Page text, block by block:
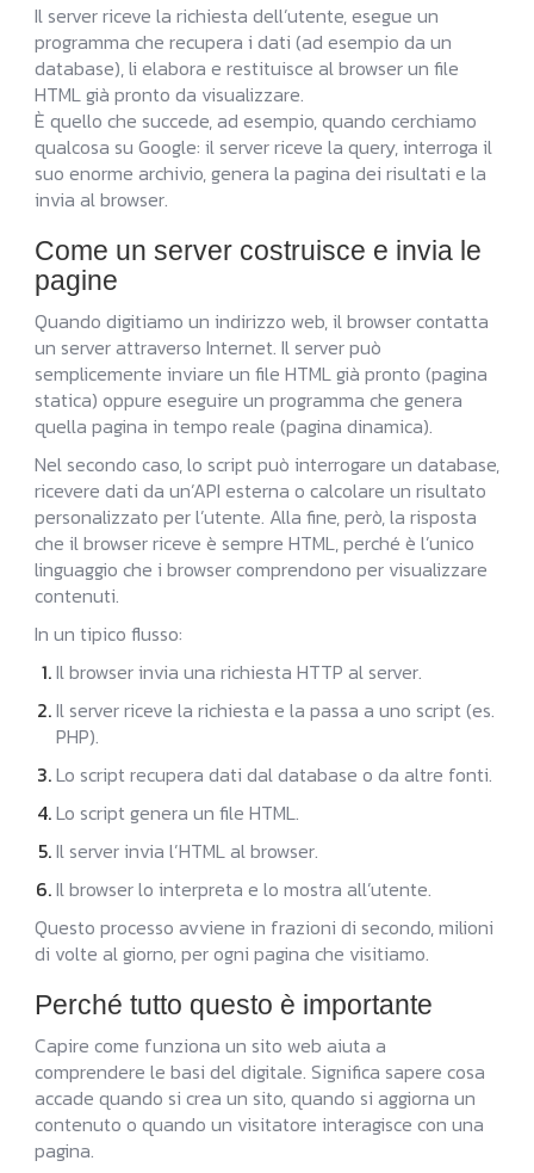
Il server riceve la richiesta dell’utente, esegue un
programma che recupera i dati (ad esempio da un
database), li elabora e restituisce al browser un file
HTML già pronto da visualizzare.
È quello che succede, ad esempio, quando cerchiamo
qualcosa su Google: il server riceve la query, interroga il
suo enorme archivio, genera la pagina dei risultati e la
invia al browser.
Come un server costruisce e invia le
pagine
Quando digitiamo un indirizzo web, il browser contatta
un server attraverso Internet. Il server può
semplicemente inviare un file HTML già pronto (pagina
statica) oppure eseguire un programma che genera
quella pagina in tempo reale (pagina dinamica).
Nel secondo caso, lo script può interrogare un database,
ricevere dati da un’API esterna o calcolare un risultato
personalizzato per l’utente. Alla fine, però, la risposta
che il browser riceve è sempre HTML, perché è l’unico
linguaggio che i browser comprendono per visualizzare
contenuti.
In un tipico flusso:
Il browser invia una richiesta HTTP al server.
Il server riceve la richiesta e la passa a uno script (es.
PHP).
Lo script recupera dati dal database o da altre fonti.
Lo script genera un file HTML.
Il server invia l’HTML al browser.
Il browser lo interpreta e lo mostra all’utente.
Questo processo avviene in frazioni di secondo, milioni
di volte al giorno, per ogni pagina che visitiamo.
Perché tutto questo è importante
Capire come funziona un sito web aiuta a
comprendere le basi del digitale. Significa sapere cosa
accade quando si crea un sito, quando si aggiorna un
contenuto o quando un visitatore interagisce con una
pagina.